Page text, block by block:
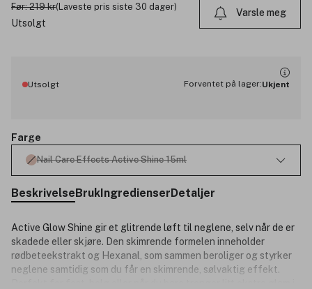
Før: 219 kr(Laveste pris siste 30 dager)
Utsolgt
Varsle meg
Utsolgt Forventet på lager:Ukjent
Farge
Nail Care Effects Active Shine 15ml
BeskrivelseBrukIngredienserDetaljer
Active Glow Shine gir et glitrende løft til neglene, selv når de er
skadede eller skjøre. Den skimrende formelen inneholder
rødbeteekstrakt og Hexanal, som sammen beroliger og styrker
neglene samtidig som du får en skimrende, sølvaktig effekt.